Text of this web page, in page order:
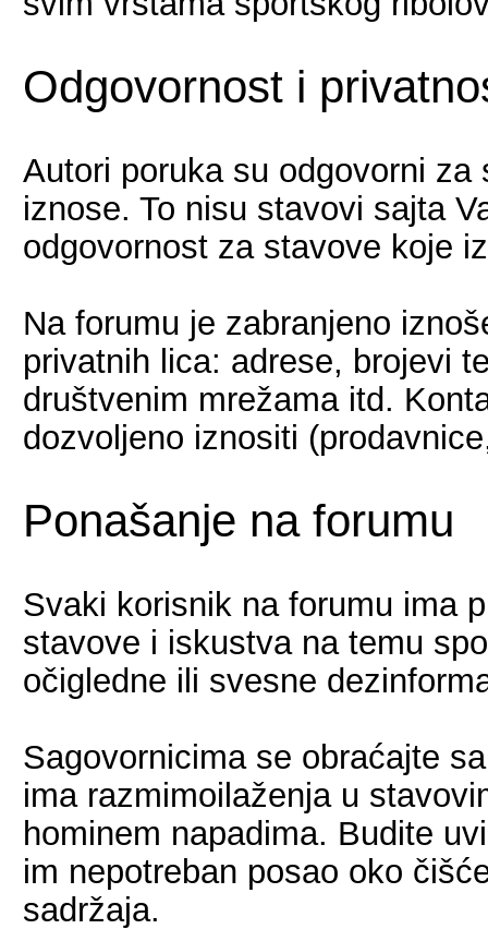
Odgovornost i
Autori poruka su odgovorni
iznose. To nisu stavovi sajta
odgovornost za stavove koje
Na forumu je zabranjeno
privatnih lica: adrese, brojevi
društvenim mrežama itd.
dozvoljeno iznositi
Ponašanje na forumu
Svaki korisnik na forumu ima
stavove i iskustva na temu
očigledne ili svesne
Sagovornicima se obraćajte
ima razmimoilaženja u
hominem napadima. Budite
im nepotreban posao oko
sadržaja.